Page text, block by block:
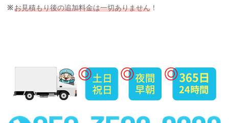
お見積もり後の追加料金は一切ありません！